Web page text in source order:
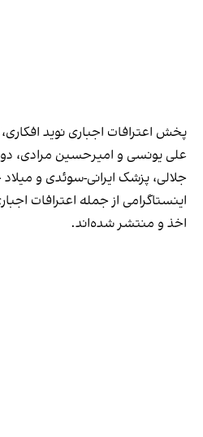
پخش اعترافات اجباری نوید
علی یونسی و امیرحسین مرادی،
جلالی، پزشک ایرانی-سوئدی و
اینستاگرامی از جمله اعترافات
اخذ و منتشر شده‌اند.